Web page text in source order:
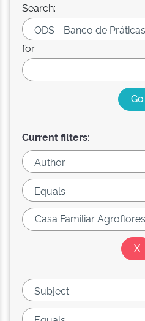
Search:
for
Current filters: